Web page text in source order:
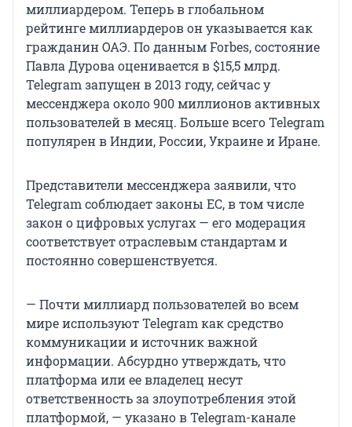
миллиардером. Теперь в глобальном
рейтинге миллиардеров он указывается как
гражданин ОАЭ. По данным Forbes, состояние
Павла Дурова оценивается в $15,5 млрд.
Telegram запущен в 2013 году, сейчас у
мессенджера около 900 миллионов активных
пользователей в месяц. Больше всего Telegram
популярен в Индии, России, Украине и Иране.
Представители мессенджера заявили, что
Telegram соблюдает законы ЕС, в том числе
закон о цифровых услугах — его модерация
соответствует отраслевым стандартам и
постоянно совершенствуется.
— Почти миллиард пользователей во всем
мире используют Telegram как средство
коммуникации и источник важной
информации. Абсурдно утверждать, что
платформа или ее владелец несут
ответственность за злоупотребления этой
платформой, — указано в Telegram-канале